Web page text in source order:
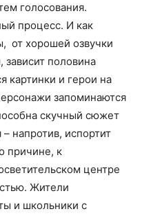
голосования.
процесс. И как
от хорошей озвучки
зависит половина
картинки и герои на
запоминаются
скучный сюжет
напротив, испортит
причине, к
центре
Жители
и школьники с